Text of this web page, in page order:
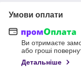
Умови оплати
Ви отримаєте
або гроші
Детальніше